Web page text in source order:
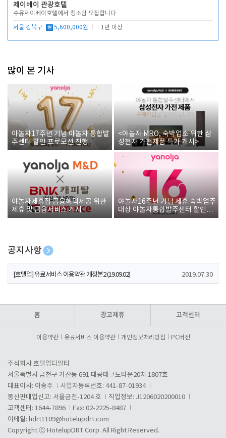
제이베이 관광호텔
수유제이베이호텔에서 청소팀 모집합니다
서울 강북구 월 5,600,000원 1년 이상
많이 본 기사
야놀자17주년 기념 야놀자 통합발
주센터 할인 프로모션 진행
<야놀자 MRO, 숙박업소 위한 삼
성전자 가전제품 특가 개시>
야놀자제휴점 금융혜택제공 위한
제휴 및 금융서비스 게시
야놀자16주년 기념 제휴 숙박업주
대상 야놀자통합발주센터 할인쿠
폰 증정
공지사항
[호텔업] 개인정보 처리방침 개정본1 (19.09.02)
[호텔업] 유료서비스 이용약관 개정본2 (19.09.02) 2019.07.30
홈 광고제휴 고객센터
이용약관 유료서비스 이용약관 개인정보처리방침 PC버전
주식회사 호텔업디알티
서울특별시 금천구 가산동 691 대륭테크노타운20차 1807호
대표이사: 이송주
사업자등록번호: 441-87-01934
통신판매업신고: 서울금천-1204 호
직업정보: J1206020200010
고객센터: 1644-7896
Fax: 02-2225-8487
이메일: hdrt1109@hotelupdrt.com
Copyright ⓒ HotelupDRT Corp. All Right Reserved.